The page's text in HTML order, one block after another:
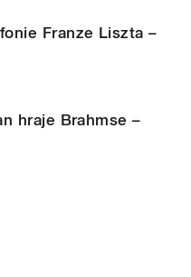
Franze Liszta –
hraje Brahmse –